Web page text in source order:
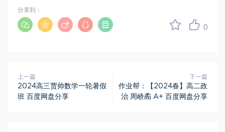
0
分享到：
上一篇
2024高三贾帅数学一轮暑假
班 百度网盘分享
下一篇
作业帮：【2024春】高二政
治 周峤矞 A+ 百度网盘分享